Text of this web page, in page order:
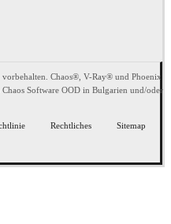
Chaos®, V-Ray® und Phoenix
Software OOD in Bulgarien und/oder
Rechtliches Sitemap